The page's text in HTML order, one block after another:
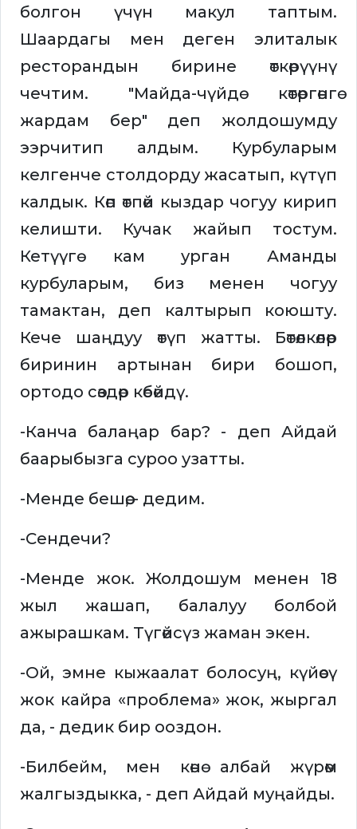
болгон үчүн макул таптым.
Шаардагы мен деген элиталык
ресторандын бирине өткөрүүнү
чечтим. "Майда-чүйдө көтөргөнгө
жардам бер" деп жолдошумду
ээрчитип алдым. Курбуларым
келгенче столдорду жасатып, күтүп
калдык. Көп өтпөй кыздар чогуу кирип
келишти. Кучак жайып тостум.
Кетүүгө кам урган Аманды
курбуларым, биз менен чогуу
тамактан, деп калтырып коюшту.
Кече шаңдуу өтүп жатты. Бөтөлкөлөр
биринин артынан бири бошоп,
ортодо сөздөр көбөйдү.
-Канча балаңар бар? - деп Айдай
баарыбызга суроо узатты.
-Менде бешөө, - дедим.
-Сендечи?
-Менде жок. Жолдошум менен 18
жыл жашап, балалуу болбой
ажырашкам. Түгөйсүз жаман экен.
-Ой, эмне кыжаалат болосуң, күйөөсү
жок кайра «проблема» жок, жыргал
да, - дедик бир ооздон.
-Билбейм, мен көнө албай жүрөм
жалгыздыкка, - деп Айдай муңайды.